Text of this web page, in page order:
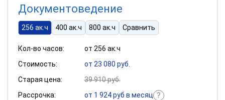
Документоведение
256 ак.ч 400 ак.ч 800 ак.ч Сравнить
Кол-во часов:
от 256 ак.ч
Стоимость:
от 23 080 руб.
Старая цена:
39 910 руб.
Рассрочка:
от 1 924 руб в месяц